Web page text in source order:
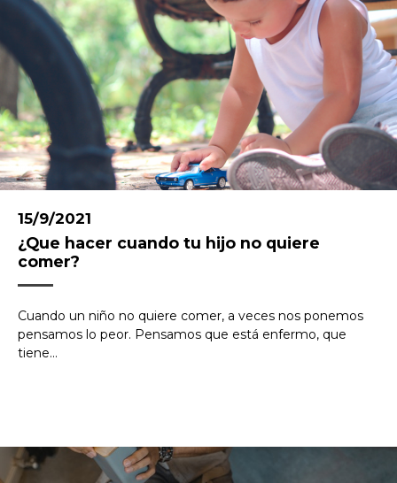
15/9/2021
¿Que hacer cuando tu hijo no quiere
comer?
Cuando un niño no quiere comer, a veces nos ponemos
pensamos lo peor. Pensamos que está enfermo, que
tiene...